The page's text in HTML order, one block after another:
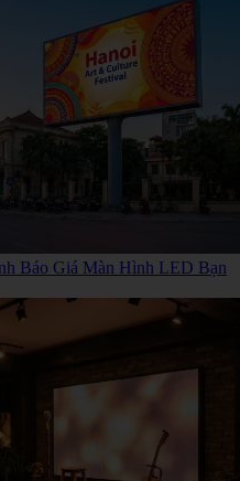
Báo Giá Màn Hình LED Bạn